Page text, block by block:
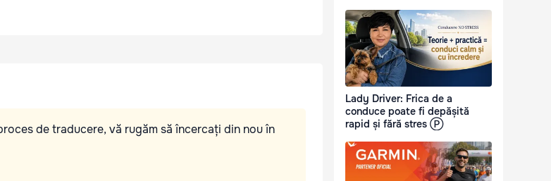
de traducere, vă rugăm să încercați din nou în
Lady Driver: Frica de a
conduce poate fi depășită
rapid și fără stres Ⓟ